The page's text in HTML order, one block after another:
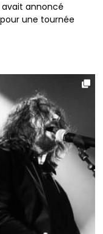
avait annoncé
une tournée